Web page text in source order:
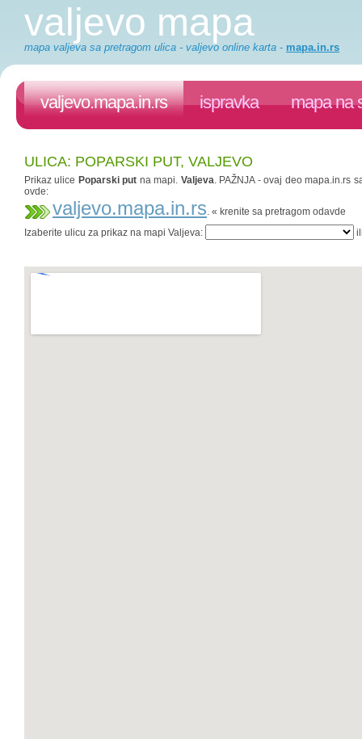
valjevo mapa
mapa valjeva sa pretragom ulica - valjevo online karta - mapa.in.rs
valjevo.mapa.in.rs ispravka mapa na
ULICA: POPARSKI PUT, VALJEVO
Prikaz ulice Poparski put na mapi. Valjeva. PAŽNJA - ovaj deo mapa.in.rs
ovde:
valjevo.mapa.in.rs. « krenite sa pretragom odavde
Izaberite ulicu za prikaz na mapi Valjeva: